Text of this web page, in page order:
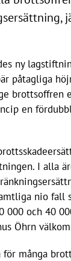
ny
påtagliga
brottsoffren
en
I alla
nio fall
000 och 40
Öhrn
för många